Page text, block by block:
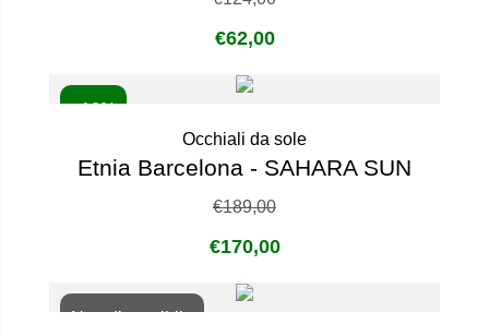
€62,00
- 10%
Occhiali da sole
Etnia Barcelona - SAHARA SUN
€189,00
€170,00
Non disponibile